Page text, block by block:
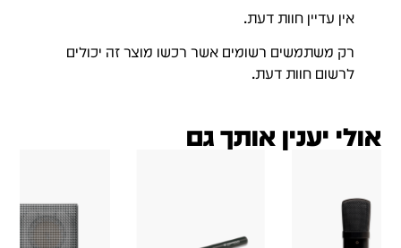
אין עדיין חוות דעת.
רק משתמשים רשומים אשר רכשו מוצר זה יכולים
לרשום חוות דעת.
אולי יענין אותך גם